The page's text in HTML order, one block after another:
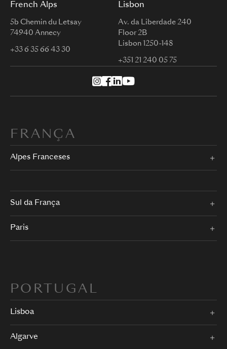
French Alps
5b Chemin du Letsay
74940 Annecy
+33 6 35 66 43 30
Lisbon
Av. da Liberdade 240
Floor 2B
Lisbon 1250-148
+351 21 240 05 75
FRANÇA
Alpes Franceses
Sul da França
Paris
PORTUGAL
Lisboa
Algarve